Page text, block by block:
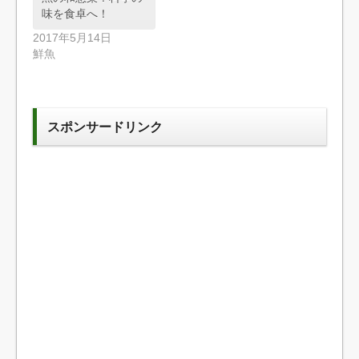
味を食卓へ！
2017年5月14日
鮮魚
スポンサードリンク